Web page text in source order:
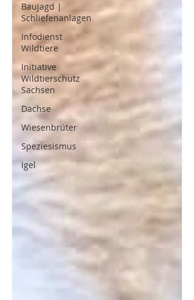
Baujagd |
Schliefenanlagen
Infodienst
Wildtiere
Initiative
Wildtierschutz
Sachsen
Dachse
Wiesenbrüter
Speziesismus
Igel